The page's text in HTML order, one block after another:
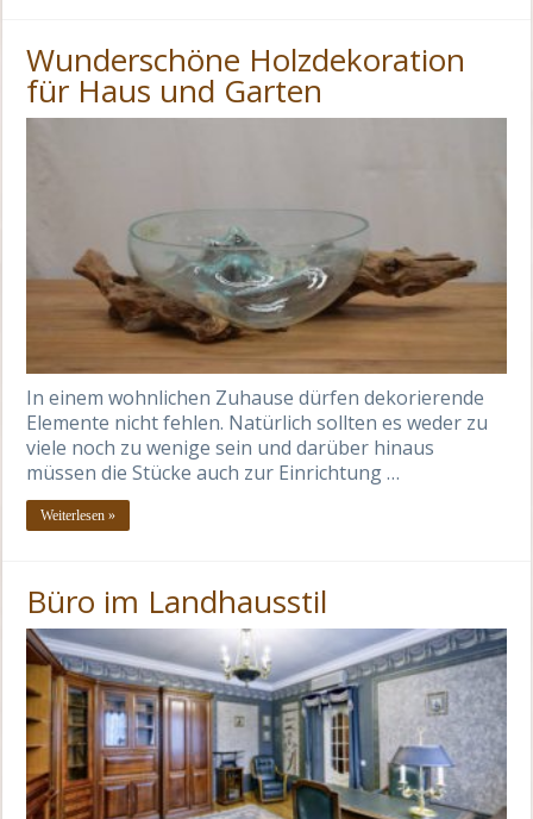
Wunderschöne Holzdekoration
für Haus und Garten
In einem wohnlichen Zuhause dürfen dekorierende
Elemente nicht fehlen. Natürlich sollten es weder zu
viele noch zu wenige sein und darüber hinaus
müssen die Stücke auch zur Einrichtung …
Weiterlesen »
Büro im Landhausstil